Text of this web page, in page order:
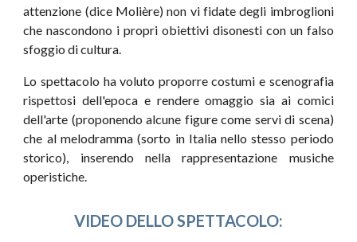
attenzione (dice Molière) non vi fidate degli imbroglioni
che nascondono i propri obiettivi disonesti con un falso
sfoggio di cultura.
Lo spettacolo ha voluto proporre costumi e scenografia
rispettosi dell'epoca e rendere omaggio sia ai comici
dell'arte (proponendo alcune figure come servi di scena)
che al melodramma (sorto in Italia nello stesso periodo
storico), inserendo nella rappresentazione musiche
operistiche.
VIDEO DELLO SPETTACOLO: